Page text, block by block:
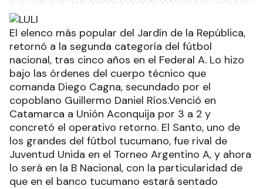
El elenco más popular del Jardín de la República,
retornó a la segunda categoría del fútbol
nacional, tras cinco años en el Federal A. Lo hizo
bajo las órdenes del cuerpo técnico que
comanda Diego Cagna, secundado por el
copoblano Guillermo Daniel Ríos.Venció en
Catamarca a Unión Aconquija por 3 a 2 y
concretó el operativo retorno. El Santo, uno de
los grandes del fútbol tucumano, fue rival de
Juventud Unida en el Torneo Argentino A, y ahora
lo será en la B Nacional, con la particularidad de
que en el banco tucumano estará sentado